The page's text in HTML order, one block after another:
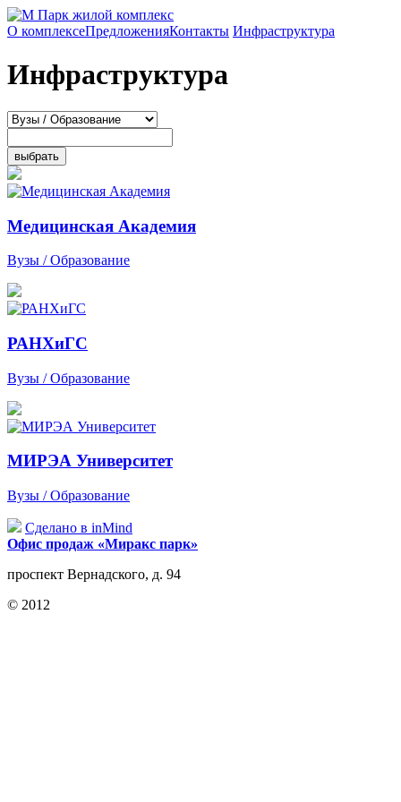
О комплексеПредложенияКонтакты Инфраструктура
Инфраструктура
Медицинская Академия
Вузы / Образование
РАНХиГС
Вузы / Образование
МИРЭА Университет
Вузы / Образование
Сделано в inMind
Офис продаж «Миракс парк»
проспект Вернадского, д. 94
© 2012